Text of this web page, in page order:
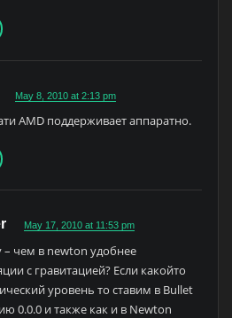
May 8, 2010 at 2:13 pm
AMD поддерживает аппаратно.
May 17, 2010 at 11:53 pm
чем в newton удобнее
с гравитацией? Если какойто
уровень то ставим в Bullet
0.0.0 и также как и в Newton